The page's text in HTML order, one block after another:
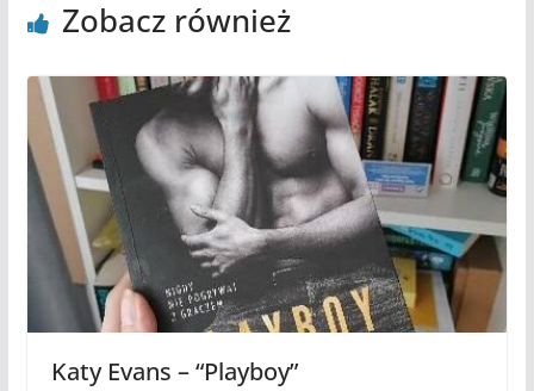
Zobacz również
Katy Evans – “Playboy”